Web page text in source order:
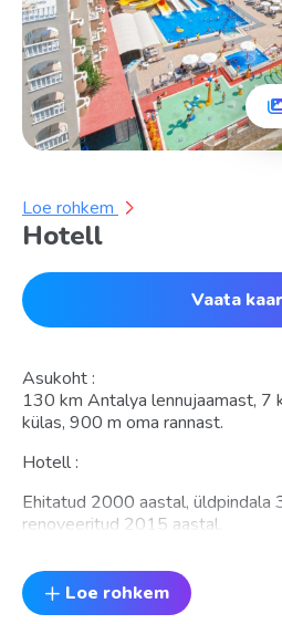
Loe rohkem
Hotell
Vaata
Asukoht :
130 km Antalya lennujaamast, 7
külas, 900 m oma rannast.
Hotell :
Ehitatud 2000 aastal, üldpindala
renoveeritud 2015 aastal.
kümnest 6-korruselisest Annex
Loe rohkem